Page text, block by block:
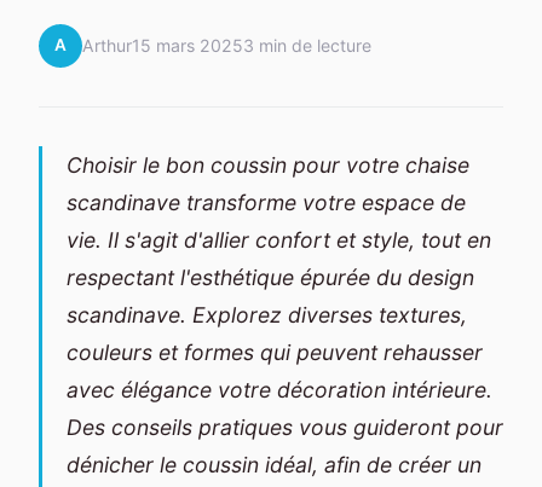
A Arthur15 mars 20253 min de lecture
Choisir le bon coussin pour votre chaise
scandinave transforme votre espace de
vie. Il s'agit d'allier confort et style, tout en
respectant l'esthétique épurée du design
scandinave. Explorez diverses textures,
couleurs et formes qui peuvent rehausser
avec élégance votre décoration intérieure.
Des conseils pratiques vous guideront pour
dénicher le coussin idéal, afin de créer un